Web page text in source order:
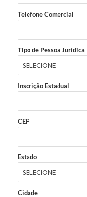
Telefone Comercial
Tipo de Pessoa Jurídica
Inscrição Estadual
CEP
Estado
Cidade